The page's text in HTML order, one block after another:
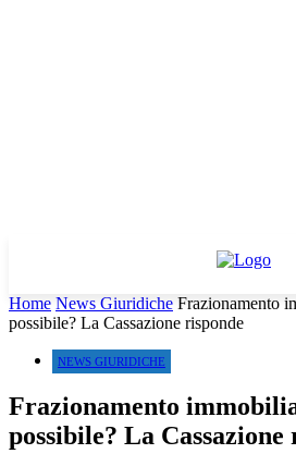
Home News Giuridiche Frazionamento
possibile? La Cassazione risponde
NEWS GIURIDICHE
Frazionamento
possibile? La Cassazione